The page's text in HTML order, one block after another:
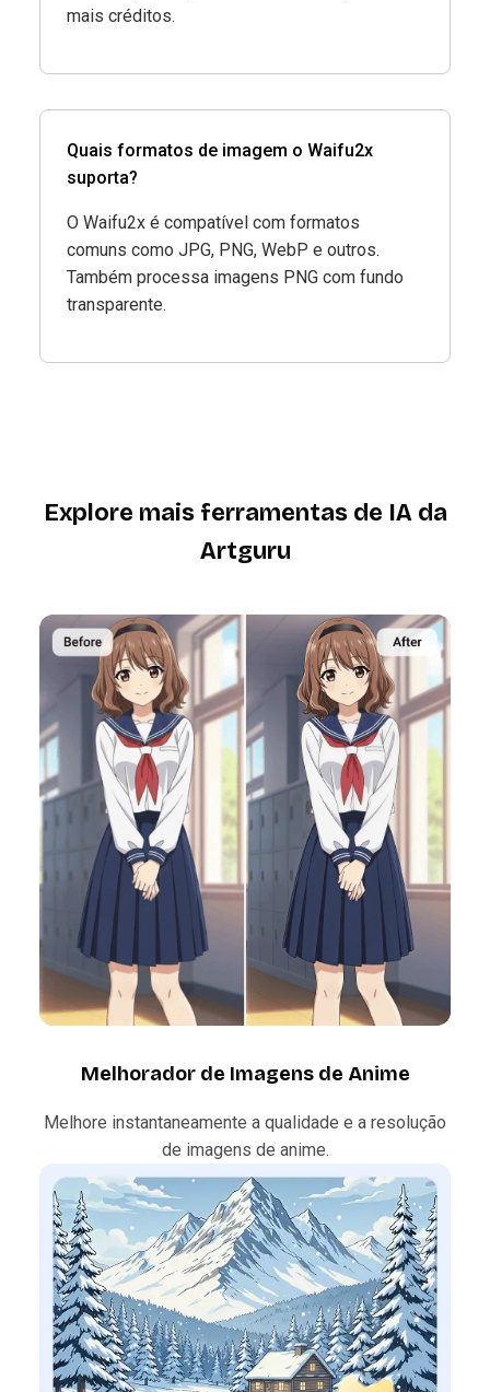
mais créditos.
Quais formatos de imagem o Waifu2x
suporta?
O Waifu2x é compatível com formatos
comuns como JPG, PNG, WebP e outros.
Também processa imagens PNG com fundo
transparente.
Explore mais ferramentas de IA da
Artguru
Melhorador de Imagens de Anime
Melhore instantaneamente a qualidade e a resolução
de imagens de anime.